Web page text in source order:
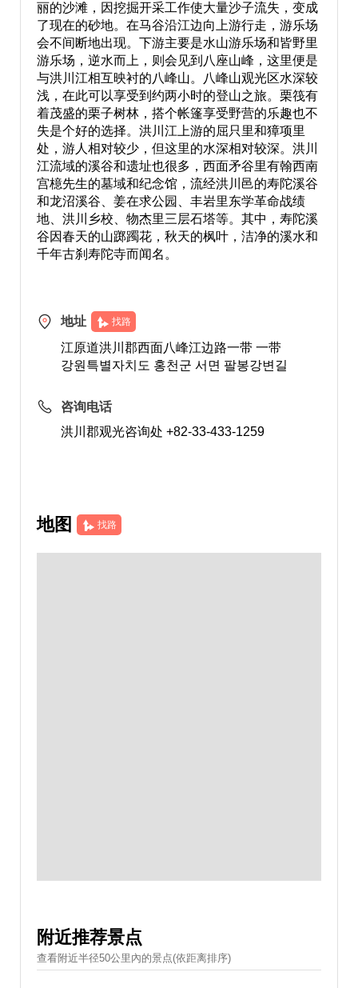
丽的沙滩，因挖掘开采工作使大量沙子流失，变成
了现在的砂地。在马谷沿江边向上游行走，游乐场
会不间断地出现。下游主要是水山游乐场和皆野里
游乐场，逆水而上，则会见到八座山峰，这里便是
与洪川江相互映衬的八峰山。八峰山观光区水深较
浅，在此可以享受到约两小时的登山之旅。栗筏有
着茂盛的栗子树林，搭个帐篷享受野营的乐趣也不
失是个好的选择。洪川江上游的屈只里和獐项里
处，游人相对较少，但这里的水深相对较深。洪川
江流域的溪谷和遗址也很多，西面矛谷里有翰西南
宫檍先生的墓域和纪念馆，流经洪川邑的寿陀溪谷
和龙沼溪谷、姜在求公园、丰岩里东学革命战绩
地、洪川乡校、物杰里三层石塔等。其中，寿陀溪
谷因春天的山踯躅花，秋天的枫叶，洁净的溪水和
千年古刹寿陀寺而闻名。
地址 找路
江原道洪川郡西面八峰江边路一带 一带
강원특별자치도 홍천군 서면 팔봉강변길
咨询电话
洪川郡观光咨询处 +82-33-433-1259
地图 找路
附近推荐景点
查看附近半径50公里內的景点(依距离排序)